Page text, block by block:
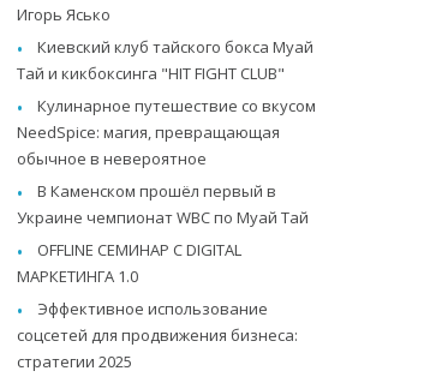
Игорь Ясько
Киевский клуб тайского бокса Муай
Тай и кикбоксинга "HIT FIGHT CLUB"
Кулинарное путешествие со вкусом
NeedSpice: магия, превращающая
обычное в невероятное
В Каменском прошёл первый в
Украине чемпионат WBC по Муай Тай
OFFLINE СЕМИНАР С DIGITAL
МАРКЕТИНГА 1.0
Эффективное использование
соцсетей для продвижения бизнеса:
стратегии 2025